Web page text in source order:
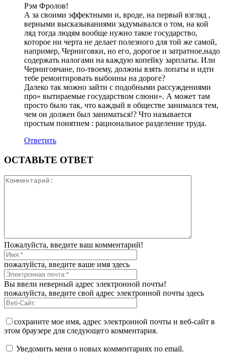
Рэм Фролов!
А за своими эффектными и, вроде, на первый взгляд ,
верными высказываниями задумывался о том, на кой
ляд тогда людям вообще нужно такое государство,
которое ни черта не делает полезного для той же самой,
например, Черниговки, но его, дорогое и затратное,надо
содержать налогами на каждую копейку зарплаты. Или
Черниговчане, по-твоему, должны взять лопаты и идти
тебе ремонтировать выбоины на дороге?
Далеко так можно зайти с подобными рассуждениями
про» вытираемые государством слюни». А может там
просто было так, что каждый в обществе занимался тем,
чем он должен был заниматься!? Что называется
простым понятием : рациональное разделение труда.
Ответить
ОСТАВЬТЕ ОТВЕТ
Пожалуйста, введите ваш комментарий!
пожалуйста, введите ваше имя здесь
Вы ввели неверный адрес электронной почты!
пожалуйста, введите свой адрес электронной почты здесь
сохраните мое имя, адрес электронной почты и веб-сайт в
этом браузере для следующего комментария.
Уведомить меня о новых комментариях по email.